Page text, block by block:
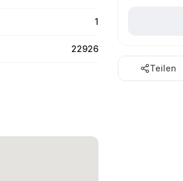
1
22926
Teilen